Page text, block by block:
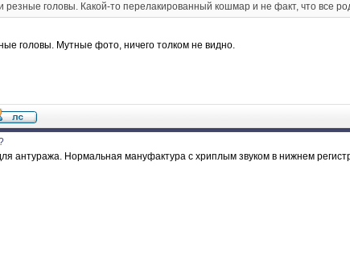
головы. Какой-то перелакированный кошмар и не факт, что все
головы. Мутные фото, ничего толком не видно.
антуража. Нормальная мануфактура с хриплым звуком в нижнем